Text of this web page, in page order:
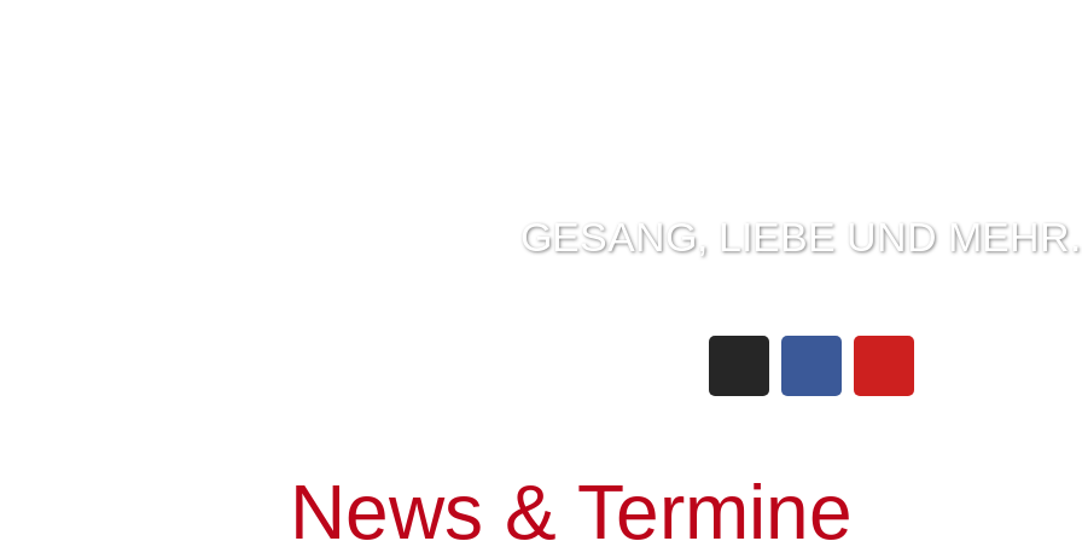
GESANG, LIEBE UND
News & Termine